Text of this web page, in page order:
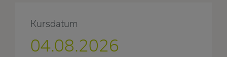
Kursdatum
04.08.2026